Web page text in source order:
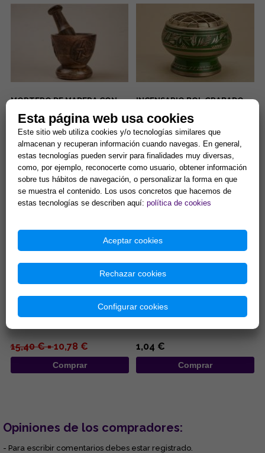
MORTERO DE MADERA CON
GRMS)
El mortero de madera con
pentagrama de 8 x 10 cm (150
gramos) es una herramienta
esotérica para el uso en alta...
14,90 €
Comprar
INCENSARIO BOL GRABADO
...
13,94 €
Comprar
INCENSARIO MADERA
15,40 € =10,78 €
Comprar
INCENSARIOS DE MADERA 25,5
1,04 €
Comprar
Opiniones de los compradores:
- Para escribir comentarios debes estar registrado.
Esta página web usa cookies
Este sitio web utiliza cookies y/o tecnologías similares que
almacenan y recuperan información cuando navegas. En general,
estas tecnologías pueden servir para finalidades muy diversas,
como, por ejemplo, reconocerte como usuario, obtener información
sobre tus hábitos de navegación, o personalizar la forma en que
se muestra el contenido. Los usos concretos que hacemos de
estas tecnologías se describen aquí: política de cookies
Aceptar cookies
Rechazar cookies
Configurar cookies